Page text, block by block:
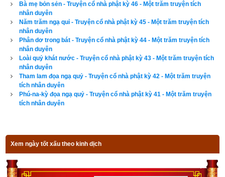
Vị thiên tử ấy tán thán Phật rồi, liền chí thành lễ bái rồi từ biệt
trở về thiên cung.
Sáng hôm sau, vua Tần-bà-sa-la đến chỗ Phật rất sớm, thưa
hỏi rằng: “Bạch Thế Tôn! Đêm qua có hào quang chiếu sáng
nơi tinh xá này, chẳng hay đó là các vị Thích phạm, Chuyển
luân thánh vương, hay hai mươi tám bộ quỷ thần đến nghe
pháp?”
Phật thuyết nhân duyên trưởng giả Hiền Diện xong, chư tỳ-
Bà mẹ bỏn sẻn - Truyện cổ nhà phật kỳ 46 - Một trăm truyện tích
nhân duyên
Năm trăm ngạ quỉ - Truyện cổ nhà phật kỳ 45 - Một trăm truyện tích
nhân duyên
Phân dơ trong bát - Truyện cổ nhà phật kỳ 44 - Một trăm truyện tích
nhân duyên
Loài quỷ khát nước - Truyện cổ nhà phật kỳ 43 - Một trăm truyện tích
nhân duyên
Tham lam đọa ngạ quỷ - Truyện cổ nhà phật kỳ 42 - Một trăm truyện
tích nhân duyên
Phú-na-kỳ đọa ngạ quỷ - Truyện cổ nhà phật kỳ 41 - Một trăm truyện
tích nhân duyên
Xem ngày tốt xấu theo kinh dịch